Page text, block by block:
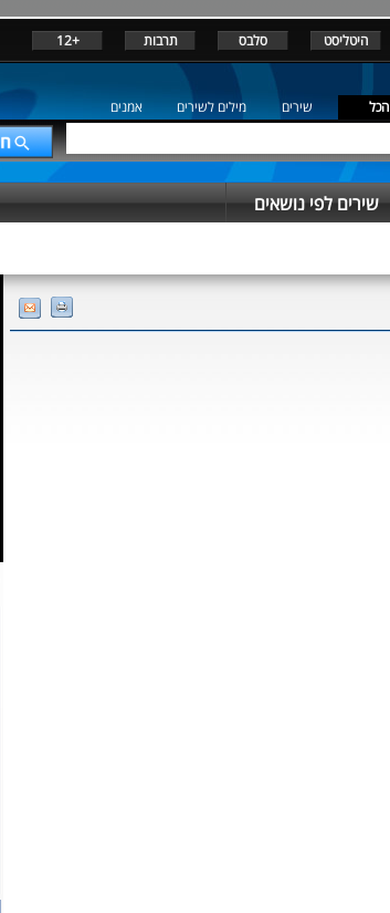
היטליסט סלבס תרבות +12
הכל שירים מילים לשירים אמנים
שירים לפי נושאים